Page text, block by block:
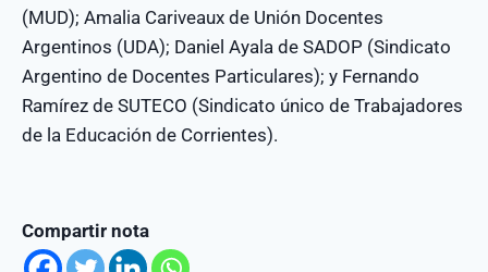
(MUD); Amalia Cariveaux de Unión Docentes
Argentinos (UDA); Daniel Ayala de SADOP (Sindicato
Argentino de Docentes Particulares); y Fernando
Ramírez de SUTECO (Sindicato único de Trabajadores
de la Educación de Corrientes).
Compartir nota